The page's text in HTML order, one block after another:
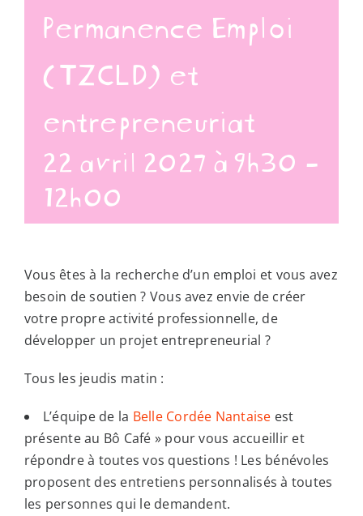
Permanence Emploi
(TZCLD) et
entrepreneuriat
22 avril 2027 à 9h30 -
12h00
Vous êtes à la recherche d’un emploi et vous avez
besoin de soutien ? Vous avez envie de créer
votre propre activité professionnelle, de
développer un projet entrepreneurial ?
Tous les jeudis matin :
L’équipe de la Belle Cordée Nantaise est
présente au Bô Café » pour vous accueillir et
répondre à toutes vos questions ! Les bénévoles
proposent des entretiens personnalisés à toutes
les personnes qui le demandent.